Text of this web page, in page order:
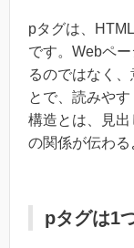
pタグは、
です。Webペ
るのではなく
とで、読みや
構造とは、見
の関係が伝わる
pタグは1